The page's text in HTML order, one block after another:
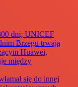
dni; UNICEF
Brzegu trwają
Huawei,
między
się do innej